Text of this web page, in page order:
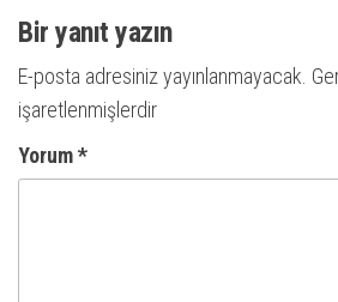
Bir yanıt yazın
E-posta adresiniz yayınlanmayacak.
işaretlenmişlerdir
Yorum*